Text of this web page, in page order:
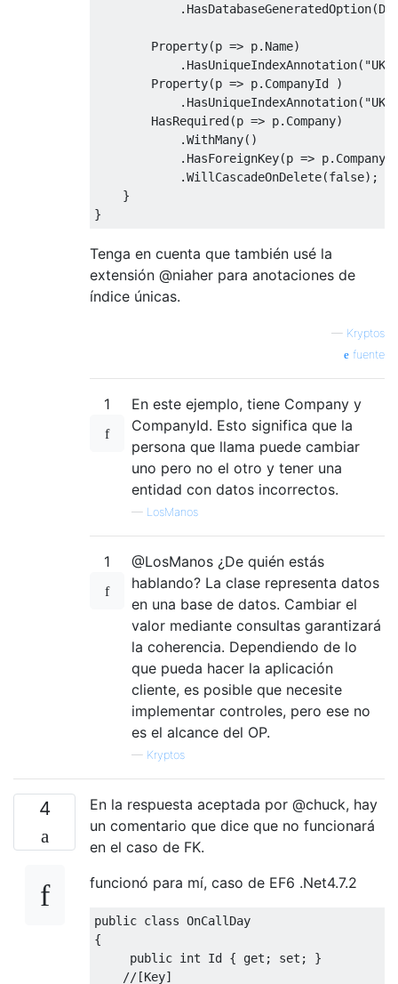
. HasDatabaseGeneratedOption(
Property(p => p. Name)
. HasUniqueIndexAnnotation(
Property(p => p. CompanyId
)
. HasUniqueIndexAnnotation(
HasRequired(p => p. Company)
.WithMany()
. HasForeignKey(p => p.
.WillCascadeOnDelete(false);
}
}
Tenga en cuenta que también usé la
extensión @niaher para anotaciones de
índice únicas.
— Kryptos
fuente
1
En este ejemplo, tiene Company y
CompanyId. Esto significa que la
persona que llama puede cambiar
uno pero no el otro y tener una
entidad con datos incorrectos.
— LosManos
1
@LosManos ¿De quién estás
hablando? La clase representa datos
en una base de datos. Cambiar el
valor mediante consultas garantizará
la coherencia. Dependiendo de lo
que pueda hacer la aplicación
cliente, es posible que necesite
implementar controles, pero ese no
es el alcance del OP.
— Kryptos
4
En la respuesta aceptada por @chuck, hay
un comentario que dice que no funcionará
en el caso de FK.
funcionó para mí, caso de EF6 .Net4.7.2
public class OnCallDay
{
public int Id { get ; set ;
}
//[Key]